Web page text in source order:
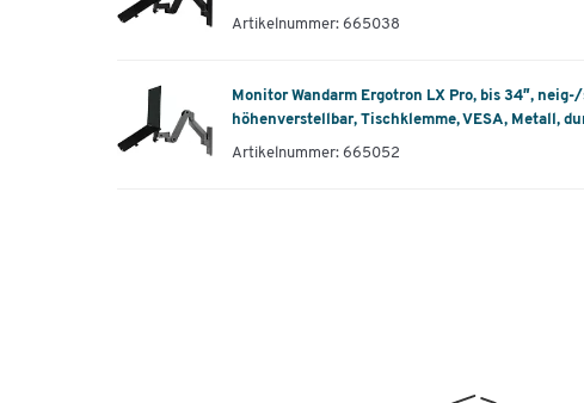
Artikelnummer: 665038
Monitor Wandarm Ergotron LX Pro, bis 34″,
höhenverstellbar, Tischklemme, VESA, Metall,
Artikelnummer: 665052